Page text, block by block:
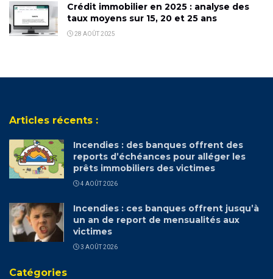
Crédit immobilier en 2025 : analyse des
taux moyens sur 15, 20 et 25 ans
28 AOÛT 2025
Articles récents :
Incendies : des banques offrent des
reports d’échéances pour alléger les
prêts immobiliers des victimes
4 AOÛT 2026
Incendies : ces banques offrent jusqu’à
un an de report de mensualités aux
victimes
3 AOÛT 2026
Catégories